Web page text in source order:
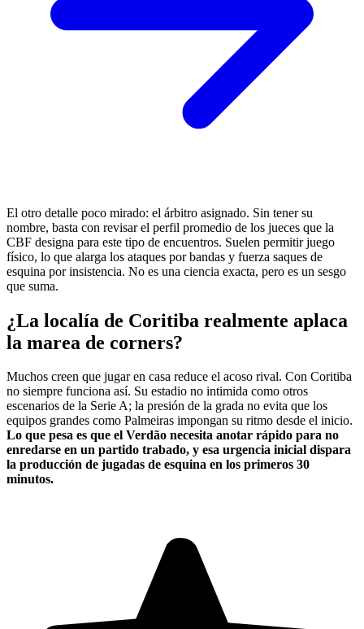
El otro detalle poco mirado: el árbitro asignado. Sin tener su
nombre, basta con revisar el perfil promedio de los jueces que la
CBF designa para este tipo de encuentros. Suelen permitir juego
físico, lo que alarga los ataques por bandas y fuerza saques de
esquina por insistencia. No es una ciencia exacta, pero es un sesgo
que suma.
¿La localía de Coritiba realmente aplaca
la marea de corners?
Muchos creen que jugar en casa reduce el acoso rival. Con Coritiba
no siempre funciona así. Su estadio no intimida como otros
escenarios de la Serie A; la presión de la grada no evita que los
equipos grandes como Palmeiras impongan su ritmo desde el inicio.
Lo que pesa es que el Verdão necesita anotar rápido para no
enredarse en un partido trabado, y esa urgencia inicial dispara
la producción de jugadas de esquina en los primeros 30
minutos.